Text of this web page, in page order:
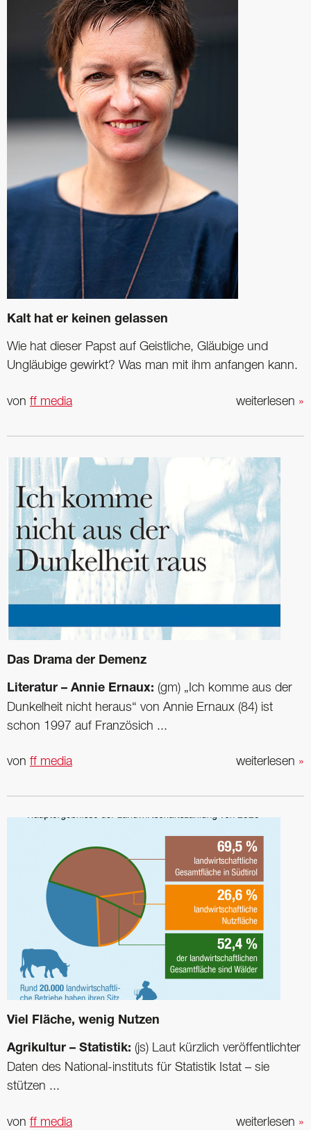
Kalt hat er keinen gelassen
Wie hat dieser Papst auf Geistliche, Gläubige und
Ungläubige gewirkt? Was man mit ihm anfangen kann.
weiterlesen »
von ff media
Das Drama der Demenz
Literatur – Annie Ernaux: (gm) „Ich komme aus der
Dunkelheit nicht heraus“ von Annie Ernaux (84) ist
schon 1997 auf Französich ...
weiterlesen »
von ff media
Viel Fläche, wenig Nutzen
Agrikultur – Statistik: (js) Laut kürzlich veröffentlichter
Daten des National-instituts für Statistik Istat – sie
stützen ...
weiterlesen »
von ff media